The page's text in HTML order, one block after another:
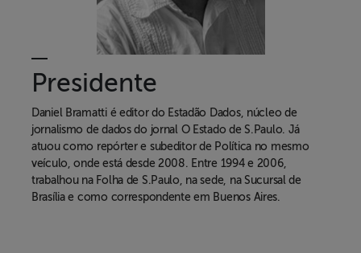
Presidente
Daniel Bramattié editor do Estadão Dados, núcleo de
jornalismo de dados do jornal O Estado de S.Paulo. Já
atuou como repórter e subeditor de Política no mesmo
veículo, onde está desde 2008. Entre 1994 e 2006,
trabalhou na Folha de S.Paulo, na sede, na Sucursal de
Brasília e como correspondente em Buenos Aires.